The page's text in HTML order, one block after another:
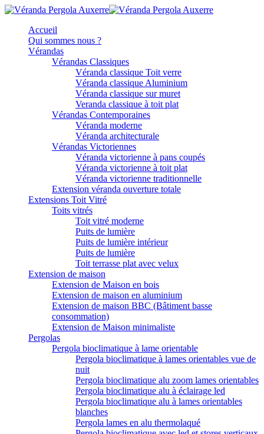
Accueil
Qui sommes nous ?
Vérandas
Vérandas Classiques
Véranda classique Toit verre
Véranda classique Aluminium
Véranda classique sur muret
Veranda classique à toit plat
Vérandas Contemporaines
Véranda moderne
Véranda architecturale
Vérandas Victoriennes
Véranda victorienne à pans coupés
Véranda victorienne à toit plat
Véranda victorienne traditionnelle
Extension véranda ouverture totale
Extensions Toit Vitré
Toits vitrés
Toit vitré moderne
Puits de lumière
Puits de lumière intérieur
Puits de lumière
Toit terrasse plat avec velux
Extension de maison
Extension de Maison en bois
Extension de maison en aluminium
Extension de maison BBC (Bâtiment basse
consommation)
Extension de Maison minimaliste
Pergolas
Pergola bioclimatique à lame orientable
Pergola bioclimatique à lames orientables vue de
nuit
Pergola bioclimatique alu zoom lames orientables
Pergola bioclimatique alu à éclairage led
Pergola bioclimatique alu à lames orientables
blanches
Pergola lames en alu thermolaqué